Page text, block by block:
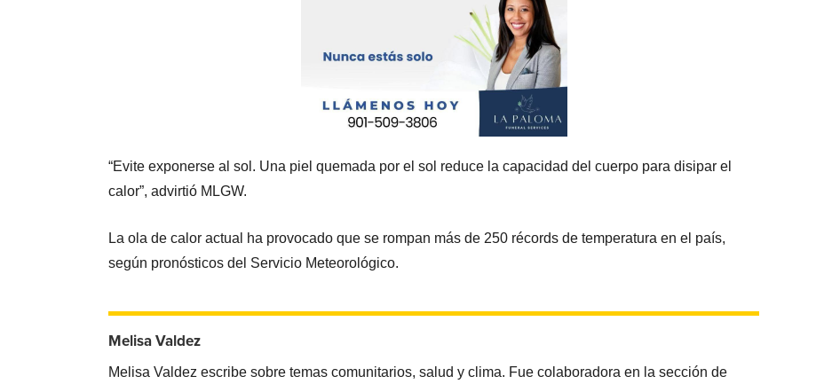
“Evite exponerse al sol. Una piel quemada por el sol reduce la capacidad del cuerpo para disipar el
calor”, advirtió MLGW.
La ola de calor actual ha provocado que se rompan más de 250 récords de temperatura en el país,
según pronósticos del Servicio Meteorológico.
Melisa Valdez
Melisa Valdez escribe sobre temas comunitarios, salud y clima. Fue colaboradora en la sección de